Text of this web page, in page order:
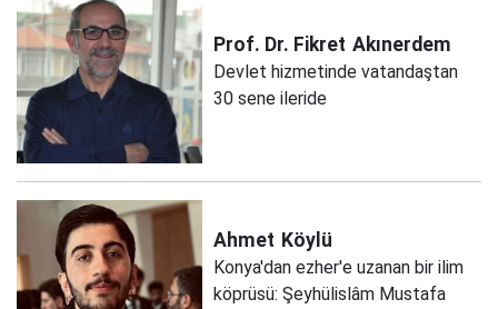
Prof. Dr. Fikret Akınerdem
Devlet hizmetinde vatandaştan
30 sene ileride
Ahmet Köylü
Konya'dan ezher'e uzanan bir ilim
köprüsü: Şeyhülislâm Mustafa